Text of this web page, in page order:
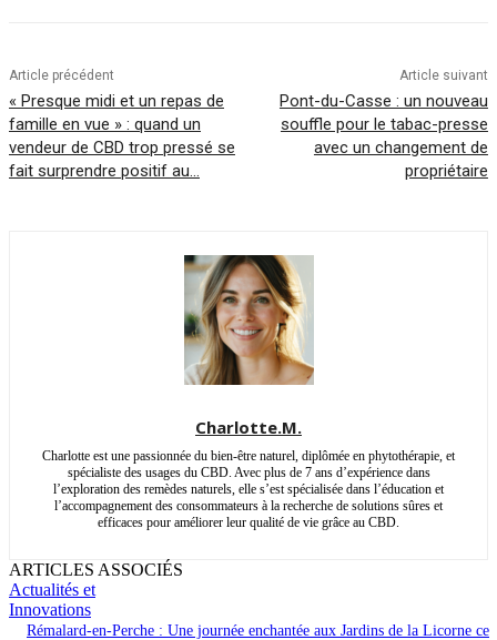
Article précédent
« Presque midi et un repas de
famille en vue » : quand un
vendeur de CBD trop pressé se
fait surprendre positif au…
Article suivant
Pont-du-Casse : un nouveau
souffle pour le tabac-presse
avec un changement de
propriétaire
Charlotte.M.
Charlotte est une passionnée du bien-être naturel, diplômée en phytothérapie, et
spécialiste des usages du CBD. Avec plus de 7 ans d’expérience dans
l’exploration des remèdes naturels, elle s’est spécialisée dans l’éducation et
l’accompagnement des consommateurs à la recherche de solutions sûres et
efficaces pour améliorer leur qualité de vie grâce au CBD.
ARTICLES ASSOCIÉS
Actualités et
Innovations
Rémalard-en-Perche : Une journée enchantée aux Jardins de la Licorne ce